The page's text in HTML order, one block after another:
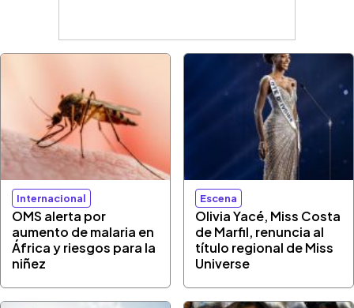
Internacional
OMS alerta por
aumento de malaria en
África y riesgos para la
niñez
Escena
Olivia Yacé, Miss Costa
de Marfil, renuncia al
título regional de Miss
Universe